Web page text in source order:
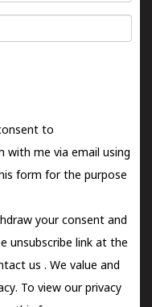
to
with me via email using
form for the purpose
your consent and
unsubscribe link at the
us . We value and
To view our privacy